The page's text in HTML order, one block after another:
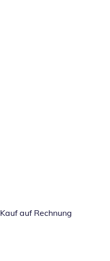
Kauf auf Rechnung